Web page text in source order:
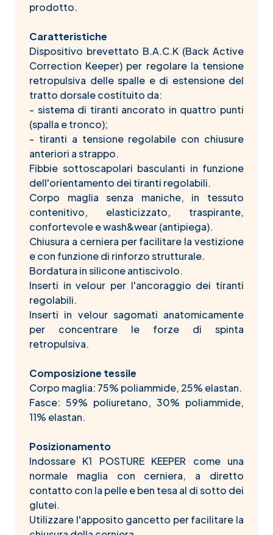
prodotto.
Caratteristiche
Dispositivo brevettato B.A.C.K (Back Active
Correction Keeper) per regolare la tensione
retropulsiva delle spalle e di estensione del
tratto dorsale costituito da:
- sistema di tiranti ancorato in quattro punti
(spalla e tronco);
- tiranti a tensione regolabile con chiusure
anteriori a strappo.
Fibbie sottoscapolari basculanti in funzione
dell'orientamento dei tiranti regolabili.
Corpo maglia senza maniche, in tessuto
contenitivo, elasticizzato, traspirante,
confortevole e wash&wear (antipiega).
Chiusura a cerniera per facilitare la vestizione
e con funzione di rinforzo strutturale.
Bordatura in silicone antiscivolo.
Inserti in velour per l'ancoraggio dei tiranti
regolabili.
Inserti in velour sagomati anatomicamente
per concentrare le forze di spinta
retropulsiva.
Composizione tessile
Corpo maglia: 75% poliammide, 25% elastan.
Fasce: 59% poliuretano, 30% poliammide,
11% elastan.
Posizionamento
Indossare K1 POSTURE KEEPER come una
normale maglia con cerniera, a diretto
contatto con la pelle e ben tesa al di sotto dei
glutei.
Utilizzare l'apposito gancetto per facilitare la